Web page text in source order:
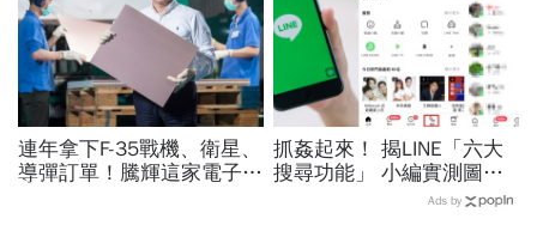
連年拿下F-35戰機、衛星、
導彈訂單！騰輝這家電子業
抓姦起來！ 揭LINE「六大
搜尋功能」 小編實測圖文
Ads by